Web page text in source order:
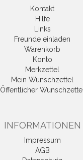
Kontakt
Hilfe
Links
Freunde einladen
Warenkorb
Konto
Merkzettel
Mein Wunschzettel
Öffentlicher Wunschzettel
INFORMATIONEN
Impressum
AGB